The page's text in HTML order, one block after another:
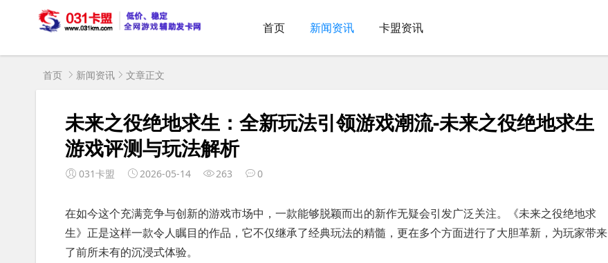
首页 新闻资讯 卡盟资讯
首页 新闻资讯 文章正文
未来之役绝地求生：全新玩法引领游戏潮流-未来之役绝地求生
游戏评测与玩法解析
031卡盟 2026-05-14 263 0
在如今这个充满竞争与创新的游戏市场中，一款能够脱颖而出的新作无疑会引发广泛关注。《未来之役绝地求
生》正是这样一款令人瞩目的作品，它不仅继承了经典玩法的精髓，更在多个方面进行了大胆革新，为玩家带来
了前所未有的沉浸式体验。